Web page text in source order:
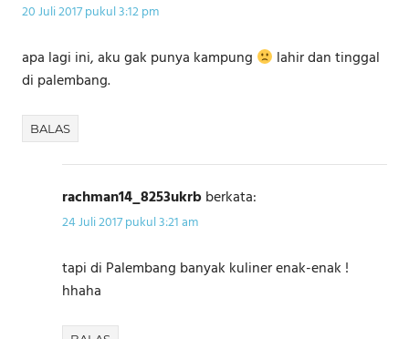
20 Juli 2017 pukul 3:12 pm
apa lagi ini, aku gak punya kampung
lahir dan tinggal
di palembang.
BALAS
rachman14_8253ukrbberkata:
24 Juli 2017 pukul 3:21 am
tapi di Palembang banyak kuliner enak-enak !
hhaha